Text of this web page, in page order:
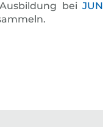
bei